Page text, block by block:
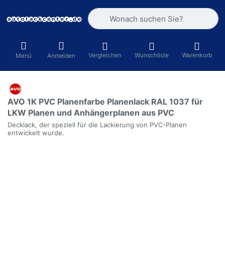
Geben Sie einen Suchbegriff ein.
Menü Anmelden Vergleichen Wunschliste Warenkorb
AVO 1K PVC Planenfarbe Planenlack RAL 1037 für
LKW Planen und Anhängerplanen aus PVC
Decklack, der speziell für die Lackierung von PVC-Planen
entwickelt wurde.